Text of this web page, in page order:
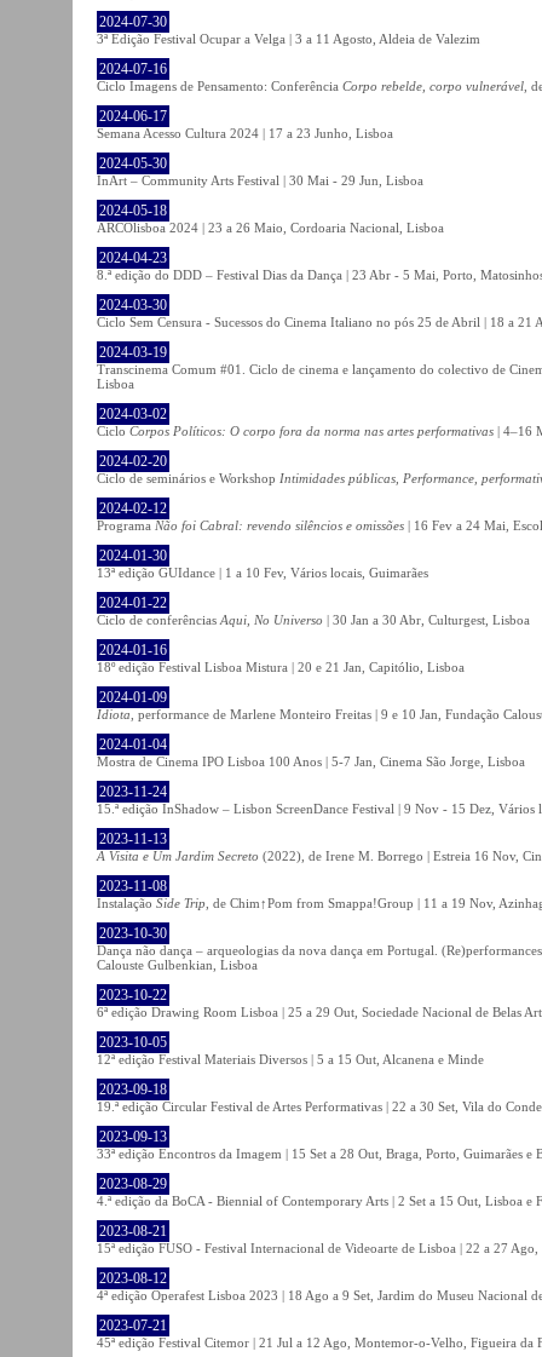
2024-07-30
3ª Edição Festival Ocupar a Velga | 3 a 11 Agosto, Aldeia de Valezim
2024-07-16
Ciclo Imagens de Pensamento: Conferência Corpo rebelde, corpo vulnerável ,
2024-06-17
Semana Acesso Cultura 2024 | 17 a 23 Junho, Lisboa
2024-05-30
InArt – Community Arts Festival | 30 Mai - 29 Jun, Lisboa
2024-05-18
ARCOlisboa 2024 | 23 a 26 Maio, Cordoaria Nacional, Lisboa
2024-04-23
8.ª edição do DDD – Festival Dias da Dança | 23 Abr - 5 Mai, Porto,
2024-03-30
Ciclo Sem Censura - Sucessos do Cinema Italiano no pós 25 de Abril | 18 a
2024-03-19
Transcinema Comum #01. Ciclo de cinema e lançamento do colectivo de
Lisboa
2024-03-02
Ciclo Corpos Políticos: O corpo fora da norma nas artes performativas | 4–16
2024-02-20
Ciclo de seminários e Workshop Intimidades públicas, Performance,
2024-02-12
Programa Não foi Cabral: revendo silêncios e omissões | 16 Fev a 24 Mai,
2024-01-30
13ª edição GUIdance | 1 a 10 Fev, Vários locais, Guimarães
2024-01-22
Ciclo de conferências Aqui, No Universo | 30 Jan a 30 Abr, Culturgest, Lisboa
2024-01-16
18º edição Festival Lisboa Mistura | 20 e 21 Jan, Capitólio, Lisboa
2024-01-09
Idiota , performance de Marlene Monteiro Freitas | 9 e 10 Jan, Fundação
2024-01-04
Mostra de Cinema IPO Lisboa 100 Anos | 5-7 Jan, Cinema São Jorge, Lisboa
2023-11-24
15.ª edição InShadow – Lisbon ScreenDance Festival | 9 Nov - 15 Dez, Vários
2023-11-13
A Visita e Um Jardim Secreto (2022), de Irene M. Borrego | Estreia 16 Nov,
2023-11-08
Instalação Side Trip , de Chim↑Pom from Smappa!Group | 11 a 19 Nov,
2023-10-30
Dança não dança – arqueologias da nova dança em Portugal.
Calouste Gulbenkian, Lisboa
2023-10-22
6ª edição Drawing Room Lisboa | 25 a 29 Out, Sociedade Nacional de Belas
2023-10-05
12ª edição Festival Materiais Diversos | 5 a 15 Out, Alcanena e Minde
2023-09-18
19.ª edição Circular Festival de Artes Performativas | 22 a 30 Set, Vila do Conde
2023-09-13
33ª edição Encontros da Imagem | 15 Set a 28 Out, Braga, Porto, Guimarães e
2023-08-29
4.ª edição da BoCA - Biennial of Contemporary Arts | 2 Set a 15 Out, Lisboa e
2023-08-21
15ª edição FUSO - Festival Internacional de Videoarte de Lisboa | 22 a 27
2023-08-12
4ª edição Operafest Lisboa 2023 | 18 Ago a 9 Set, Jardim do Museu Nacional
2023-07-21
45ª edição Festival Citemor | 21 Jul a 12 Ago, Montemor-o-Velho, Figueira da